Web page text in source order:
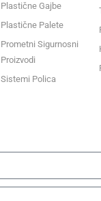
Plastične Gajbe
Plastične Palete
Prometni Sigurnosni
Proizvodi
Sistemi Polica